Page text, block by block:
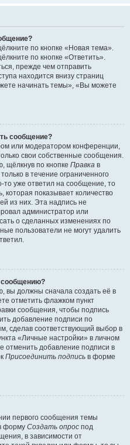
по кнопке «Новая тема».
по кнопке «Ответить».
прежде чем отправить
находится внизу страниц
начинать темы», «Вы можете
сообщение?
или модератором конференции,
свои собственные сообщения.
щёлкнув по кнопке Правка в
в течение ограниченного
то уже ответил на сообщение, то
показывает количество
из них. Эта надпись не
администратор или
о сделанных изменениях по
пользователи не могут удалить
сообщению?
вы должны сначала создать её в
отметить флажком пункт
сообщения, чтобы подпись
добавление подписи по
сделав соответствующий выбор в
«Личные настройки» в личном
отменить добавление подписи в
Присоединить подпись в форме
первого сообщения темы
форму Создать опрос под
в зависимости от